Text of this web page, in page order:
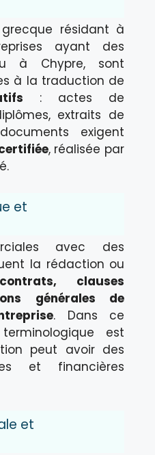
grecque résidant à
ayant des
à Chypre, sont
à la traduction de
: actes de
extraits de
exigent
, réalisée par
et
avec des
la rédaction ou
contrats, clauses
générales de
. Dans ce
est
peut avoir des
et financières
et